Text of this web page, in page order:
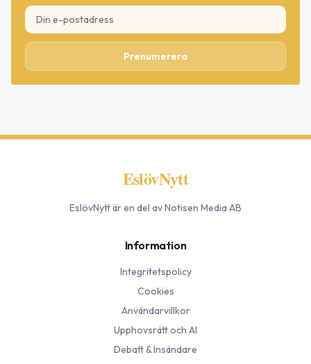
Prenumerera
EslövNytt
EslövNyttär en del av Notisen Media AB
Information
Integritetspolicy
Cookies
Användarvillkor
Upphovsrätt och AI
Debatt & Insändare